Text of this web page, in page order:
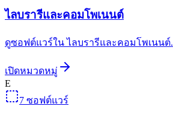
ไลบรารีและคอมโพเนนต์
ดูซอฟต์แวร์ใน ไลบรารีและคอมโพเนนต์.
เปิดหมวดหมู่
E
7 ซอฟต์แวร์